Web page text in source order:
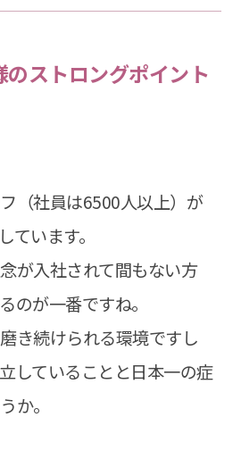
のストロングポイント
（社員は6500人以上）が
ています。
が入社されて間もない方
のが一番ですね。
き続けられる環境ですし
していることと日本一の症
か。